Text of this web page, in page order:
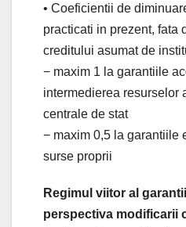
• Coeficientii de
practicati in prezent, fata
creditului asumat de
− maxim 1 la garantiile
intermedierea resurselor
centrale de stat
− maxim 0,5 la garantiile
surse proprii
Regimul viitor al
perspectiva modificarii